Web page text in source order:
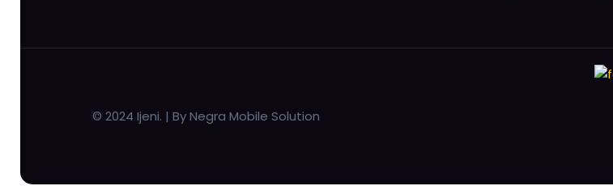
© 2024 Ijeni. | By Negra Mobile Solution